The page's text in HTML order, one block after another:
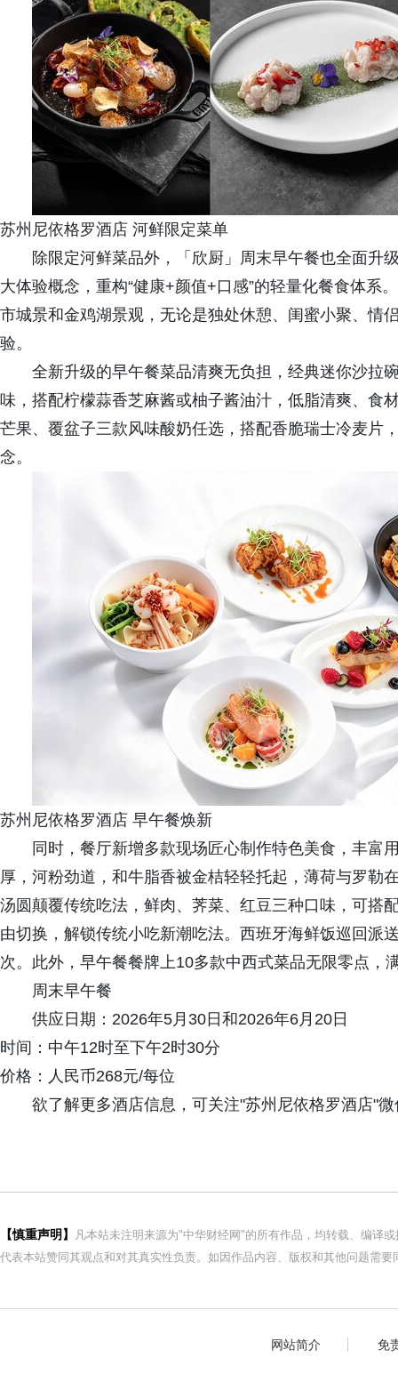
苏州尼依格罗酒店 河鲜限定菜单
除限定河鲜菜品外，「欣厨」周末早午餐也全面升
大体验概念，重构“健康+颜值+口感”的轻量化餐食体系
市城景和金鸡湖景观，无论是独处休憩、闺蜜小聚、情
验。
全新升级的早午餐菜品清爽无负担，经典迷你沙拉
味，搭配柠檬蒜香芝麻酱或柚子酱油汁，低脂清爽、食
芒果、覆盆子三款风味酸奶任选，搭配香脆瑞士冷麦片
念。
苏州尼依格罗酒店 早午餐焕新
同时，餐厅新增多款现场匠心制作特色美食，丰富
厚，河粉劲道，和牛脂香被金桔轻轻托起，薄荷与罗勒
汤圆颠覆传统吃法，鲜肉、荠菜、红豆三种口味，可搭
由切换，解锁传统小吃新潮吃法。西班牙海鲜饭巡回派
次。此外，早午餐餐牌上10多款中西式菜品无限零点，
周末早午餐
供应日期：2026年5月30日和2026年6月20日
时间：中午12时至下午2时30分
价格：人民币268元/每位
欲了解更多酒店信息，可关注"苏州尼依格罗酒店"
【慎重声明】
凡本站未注明来源为"中华财经网"的所有作品，均转载、编译
代表本站赞同其观点和对其真实性负责。如因作品内容、版权和其他问题需
网站简介 免